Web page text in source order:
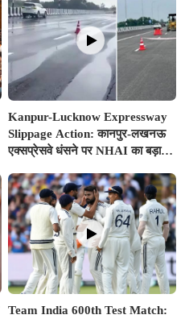
Kanpur-Lucknow Expressway
Slippage Action: कानपुर-लखनऊ
एक्सप्रेसवे धंसने पर NHAI का बड़ा
गिरी गाज, टोल वसूली रोकी गई
Team India 600th Test Match: